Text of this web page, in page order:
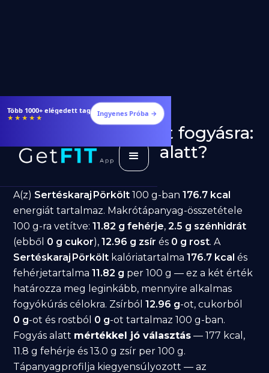
Étrendek, receptek és edzéstervek
★★★★★ Ingyenes Próba →
Sertéskaraj Pörkölt fogyásra:
jó választás diéta alatt?
A(z) Sertéskaraj Pörkölt 100 g-ban176.7 kcal
energiát tartalmaz. Makrótápanyag-összetétele
100 g-ra vetítve:11.82 g fehérje,2.5 g szénhidrát
(ebből 0 g cukor),12.96 g zsír és 0 g rost. A
Sertéskaraj Pörkölt kalóriatartalma176.7 kcal és
fehérjetartalma11.82 g per 100 g — ez a két érték
határozza meg leginkább, mennyire alkalmas
fogyókúrás célokra. Zsírból12.96 g-ot, cukorból
0 g-ot és rostból 0 g-ot tartalmaz 100 g-ban.
Fogyás alatt mértékkel jó választás — 177 kcal,
11.8 g fehérje és 13.0 g zsír per 100 g.
Tápanyagprofilja kiegyensúlyozott — az